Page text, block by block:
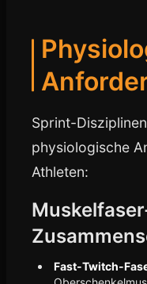
Sprint-
physiologische
Athleten:
Fast-Twitch-